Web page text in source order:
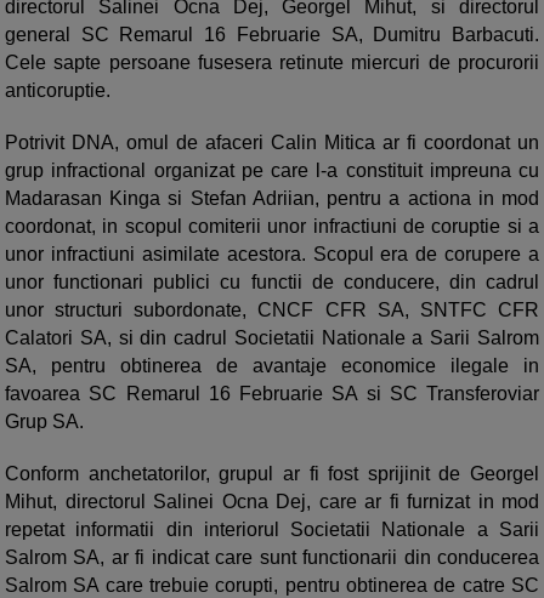
directorul Salinei Ocna Dej, Georgel Mihut, si directorul
general SC Remarul 16 Februarie SA, Dumitru Barbacuti.
Cele sapte persoane fusesera retinute miercuri de procurorii
anticoruptie.
Potrivit DNA, omul de afaceri Calin Mitica ar fi coordonat un
grup infractional organizat pe care l-a constituit impreuna cu
Madarasan Kinga si Stefan Adriian, pentru a actiona in mod
coordonat, in scopul comiterii unor infractiuni de coruptie si a
unor infractiuni asimilate acestora. Scopul era de corupere a
unor functionari publici cu functii de conducere, din cadrul
unor structuri subordonate, CNCF CFR SA, SNTFC CFR
Calatori SA, si din cadrul Societatii Nationale a Sarii Salrom
SA, pentru obtinerea de avantaje economice ilegale in
favoarea SC Remarul 16 Februarie SA si SC Transferoviar
Grup SA.
Conform anchetatorilor, grupul ar fi fost sprijinit de Georgel
Mihut, directorul Salinei Ocna Dej, care ar fi furnizat in mod
repetat informatii din interiorul Societatii Nationale a Sarii
Salrom SA, ar fi indicat care sunt functionarii din conducerea
Salrom SA care trebuie corupti, pentru obtinerea de catre SC